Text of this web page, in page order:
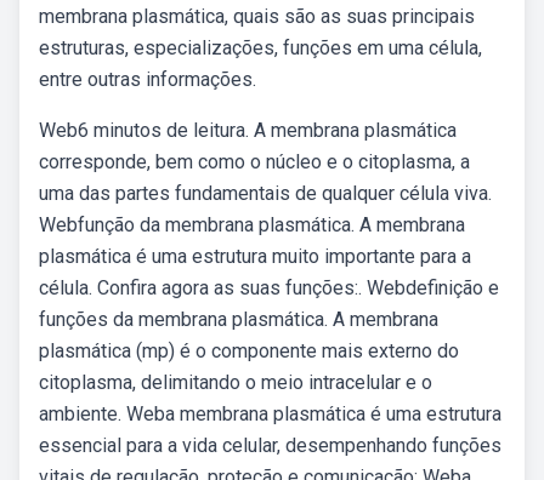
membrana plasmática, quais são as suas principais
estruturas, especializações, funções em uma célula,
entre outras informações.
Web6 minutos de leitura. A membrana plasmática
corresponde, bem como o núcleo e o citoplasma, a
uma das partes fundamentais de qualquer célula viva.
Webfunção da membrana plasmática. A membrana
plasmática é uma estrutura muito importante para a
célula. Confira agora as suas funções:. Webdefinição e
funções da membrana plasmática. A membrana
plasmática (mp) é o componente mais externo do
citoplasma, delimitando o meio intracelular e o
ambiente. Weba membrana plasmática é uma estrutura
essencial para a vida celular, desempenhando funções